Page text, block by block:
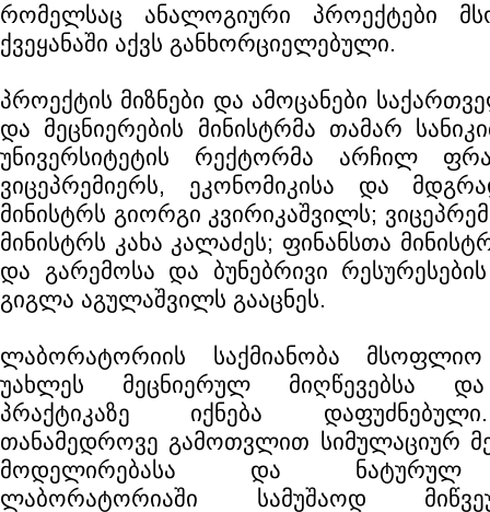
რომელსაც ანალოგიური პროექტები
ქვეყანაში აქვს განხორციელებული.
პროექტის მიზნები და ამოცანები
და მეცნიერების მინისტრმა თამარ
უნივერსიტეტის რექტორმა არჩილ
ვიცეპრემიერს, ეკონომიკისა და
მინისტრს გიორგი კვირიკაშვილს;
მინისტრს კახა კალაძეს; ფინანსთა
და გარემოსა და ბუნებრივი
გიგლა აგულაშვილს გააცნეს.
ლაბორატორიის საქმიანობა მსოფლიო
უახლეს მეცნიერულ მიღწევებსა
პრაქტიკაზე იქნება
თანამედროვე გამოთვლით სიმულაციურ
მოდელირებასა და ნატურულ
ლაბორატორიაში სამუშაოდ